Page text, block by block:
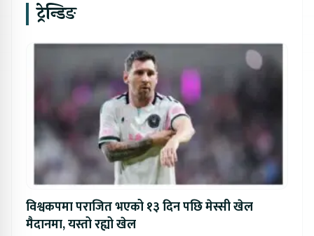
ट्रेन्डिङ
विश्वकपमा पराजित भएको १३ दिन पछि मेस्सी खेल
मैदानमा, यस्तो रह्यो खेल